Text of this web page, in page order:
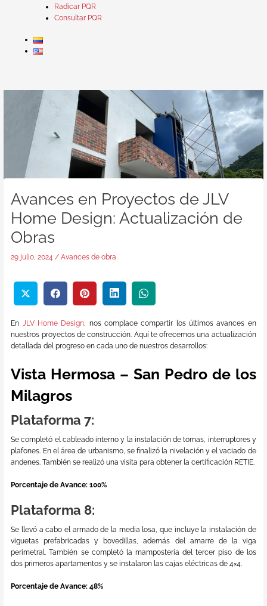
Radicar PQR
Consultar PQR
Avances en Proyectos de JLV
Home Design: Actualización de
Obras
29 julio, 2024 /Avances de obra
En JLV Home Design, nos complace compartir los últimos avances en
nuestros proyectos de construcción. Aquí te ofrecemos una actualización
detallada del progreso en cada uno de nuestros desarrollos:
Vista Hermosa – San Pedro de los
Milagros
Plataforma 7:
Se completó el cableado interno y la instalación de tomas, interruptores y
plafones. En el área de urbanismo, se finalizó la nivelación y el vaciado de
andenes. También se realizó una visita para obtener la certificación RETIE.
Porcentaje de Avance: 100%
Plataforma 8:
Se llevó a cabo el armado de la media losa, que incluye la instalación de
viguetas prefabricadas y bovedillas, además del amarre de la viga
perimetral. También se completó la mampostería del tercer piso de los
dos primeros apartamentos y se instalaron las cajas eléctricas de 4×4.
Porcentaje de Avance: 48%